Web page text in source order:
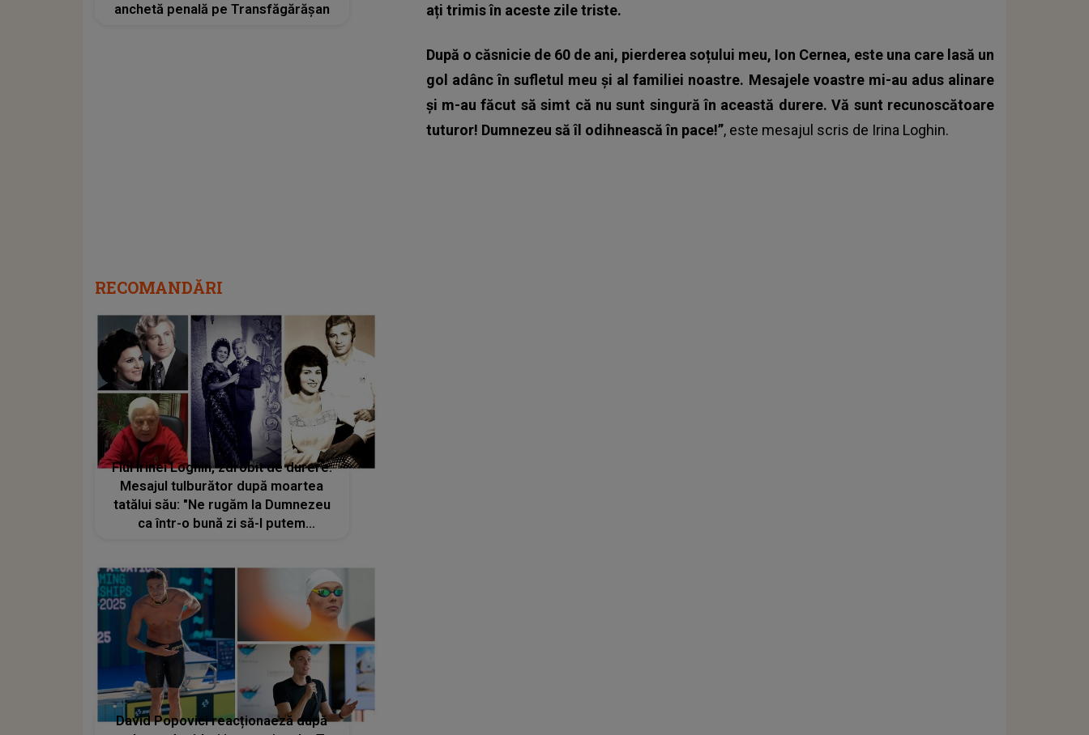
ați trimis în aceste zile triste.
După o căsnicie de 60 de ani, pierderea soțului meu, Ion Cernea, este una care lasă un
gol adânc în sufletul meu și al familiei noastre. Mesajele voastre mi-au adus alinare
și m-au făcut să simt că nu sunt singură în această durere. Vă sunt recunoscătoare
tuturor! Dumnezeu să îl odihnească în pace!”, este mesajul scris de Irina Loghin.
anchetă penală pe Transfăgărășan
RECOMANDĂRI
Fiul Irinei Loghin, zdrobit de durere.
Mesajul tulburător după moartea
tatălui său: "Ne rugăm la Dumnezeu
ca într-o bună zi să-l putem
David Popovici reacționaeză după